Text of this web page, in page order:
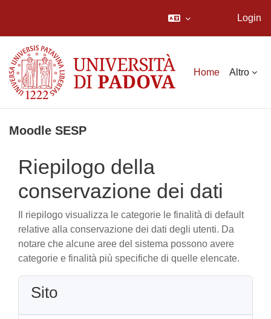
Login
Home Altro
Moodle SESP
Riepilogo della
conservazione dei dati
Il riepilogo visualizza le categorie le finalità di default
relative alla conservazione dei dati degli utenti. Da
notare che alcune aree del sistema possono avere
categorie e finalità più specifiche di quelle elencate.
Sito